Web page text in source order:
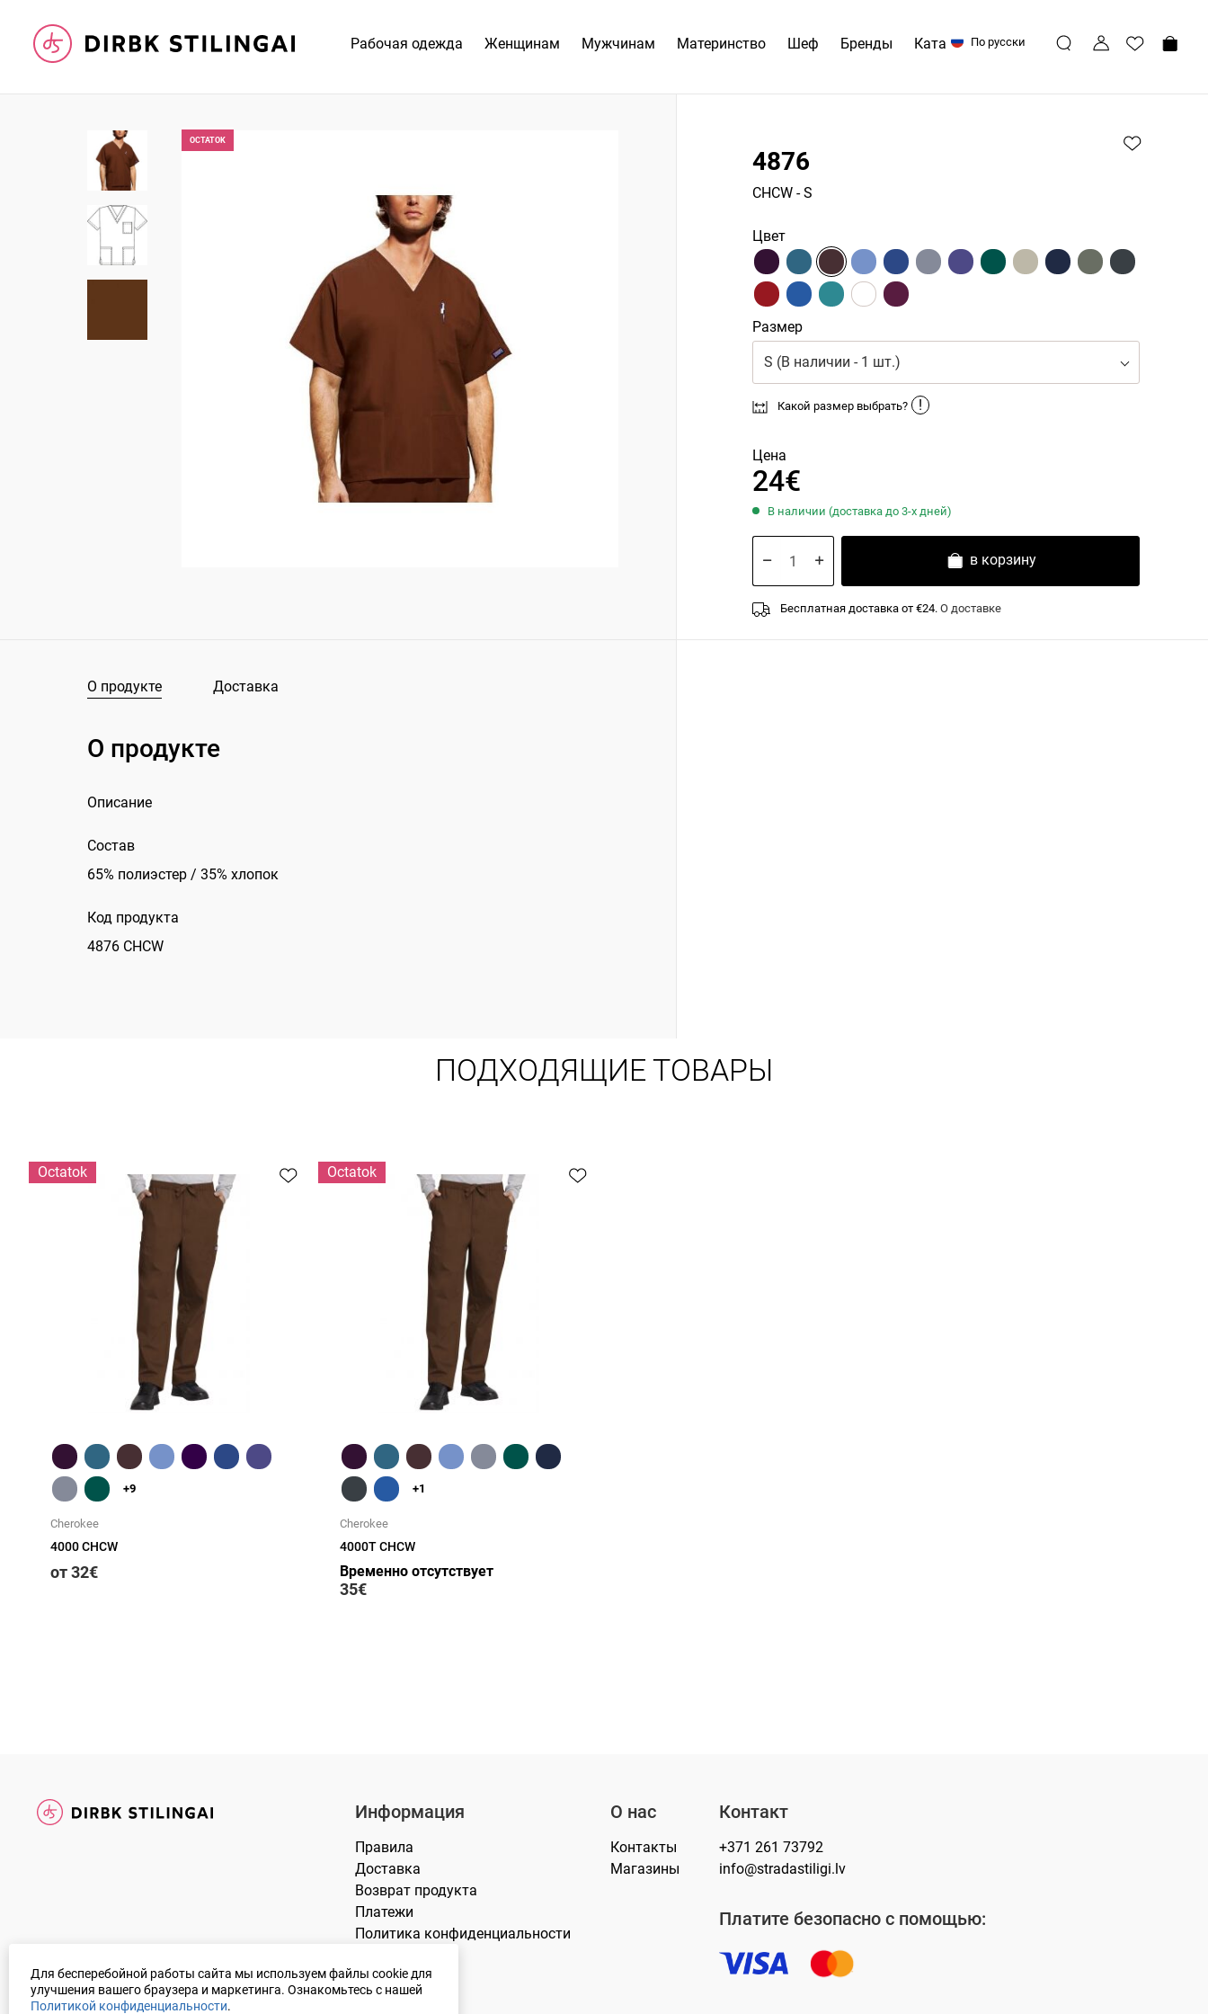
Рабочая одежда Женщинам Мужчинам Материнство Шеф Бренды КаталогиПо русски
ОCTATOK
4876
CHCW - S
Цвет
Размер
S (В наличии - 1 шт.)
Какой размер выбрать? !
Цена
24€
В наличии (доставка до 3-х дней)
в корзину
Бесплатная доставка от €24.О доставке
О продукте Доставка
О продукте
Описание
Состав
65% полиэстер / 35% хлопок
Код продукта
4876 CHCW
ПОДХОДЯЩИЕ ТОВАРЫ
Оctatok
+9
Cherokee
4000 CHCW
от 32€
Оctatok
+1
Cherokee
4000T CHCW
Временно отсутствует
35€
Информация
Правилa
Доставка
Возврат продукта
Платежи
Политика конфиденциальности
О нас
Контакты
Магазины
Контакт
+371 261 73792
info@stradastiligi.lv
Платите безопасно с помощью:
Для бесперебойной работы сайта мы используем файлы cookie для
улучшения вашего браузера и маркетинга. Ознакомьтесь с нашей
Политикой конфиденциальности.